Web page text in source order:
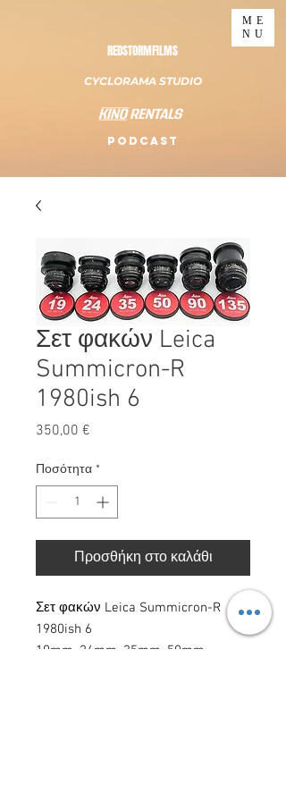
REDSTORMFILMS
CYCLORAMA STUDIO
PODCAST
ME
NU
Σετ φακών Leica
Summicron-R
1980ish 6
350,00 €
Ποσότητα *
Προσθήκη στο καλάθι
Σετ φακών Leica Summicron-R
1980ish 6
19mm, 24mm, 35mm, 50mm,